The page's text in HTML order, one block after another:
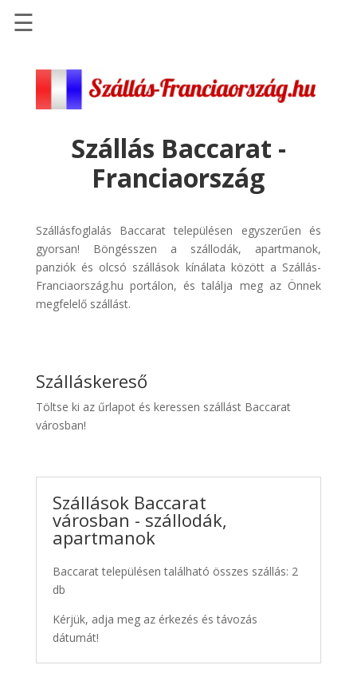
Szállások
Repülőjegy
pénzvisszatérítéssel
Discover
Cars
Transzfer
☰
Szállás Baccarat -
Franciaország
Szállásfoglalás Baccarat településen egyszerűen és
gyorsan! Böngésszen a szállodák, apartmanok,
panziók és olcsó szállások kínálata között a Szállás-
Franciaország.hu portálon, és találja meg az Önnek
megfelelő szállást.
Szálláskereső
Töltse ki az űrlapot és keressen szállást Baccarat
városban!
Szállások Baccarat
városban - szállodák,
apartmanok
Baccarat településen található összes szállás: 2
db
Kérjük, adja meg az érkezés és távozás
dátumát!